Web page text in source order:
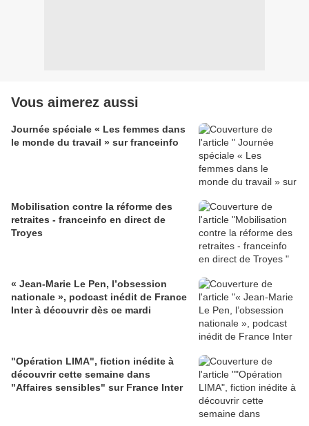
Vous aimerez aussi
Journée spéciale « Les femmes dans
le monde du travail » sur franceinfo
Mobilisation contre la réforme des
retraites - franceinfo en direct de
Troyes
« Jean-Marie Le Pen, l’obsession
nationale », podcast inédit de France
Inter à découvrir dès ce mardi
"Opération LIMA", fiction inédite à
découvrir cette semaine dans
"Affaires sensibles" sur France Inter